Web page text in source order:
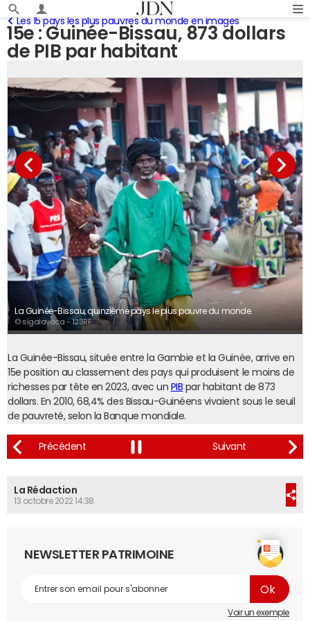
15e : Guinée-Bissau, 873 dollars
de PIB par habitant
Les 15 pays les plus pauvres du monde en images
La Guinée-Bissau, quinzième pays le plus pauvre du monde.
© sigalavaca - 123RF
La Guinée-Bissau, située entre la Gambie et la Guinée, arrive en
15e position au classement des pays qui produisent le moins de
richesses par tête en 2023, avec un PIB par habitant de 873
dollars. En 2010, 68,4% des Bissau-Guinéens vivaient sous le seuil
de pauvreté, selon la Banque mondiale.
La Rédaction
13 octobre 2022 14:38
NEWSLETTER PATRIMOINE
Voir un exemple